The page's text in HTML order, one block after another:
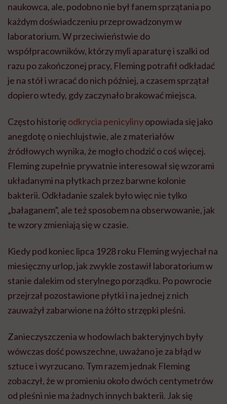
naukowca, ale, podobno nie był fanem sprzątania po
każdym doświadczeniu przeprowadzonym w
laboratorium. W przeciwieństwie do
współpracowników, którzy myli aparaturę i szalki od
razu po zakończonej pracy, Fleming potrafił odkładać
je na stół i wracać do nich później, a czasem sprzątał
dopiero wtedy, gdy zaczynało brakować miejsca.
Często historięodkrycia penicylinyopowiada się jako
anegdotę o niechlujstwie, ale z materiałów
źródłowych wynika, że mogło chodzić o coś więcej.
Fleming zupełnie prywatnie interesował się wzorami
układanymi na płytkach przez barwne kolonie
bakterii. Odkładanie szalek było więc nie tylko
„bałaganem”, ale też sposobem na obserwowanie, jak
te wzory zmieniają się w czasie.
Kiedy pod koniec lipca 1928 roku Fleming wyjechał na
miesięczny urlop, jak zwykle zostawił laboratorium w
stanie dalekim od sterylnego porządku. Po powrocie
przejrzał pozostawione płytki i na jednej z nich
zauważył zabarwione na żółto strzępki pleśni.
Zanieczyszczenia w hodowlach bakteryjnych były
wówczas dość powszechne, uważano je za błąd w
sztuce i wyrzucano. Tym razem jednak Fleming
zobaczył, że w promieniu około dwóch centymetrów
od pleśni nie ma żadnych innych bakterii. Jak się